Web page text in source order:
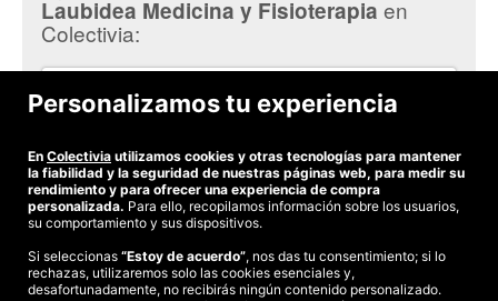
neumático alrededor de la cintura y piernas.
El dispositivo crea una
Esto permite caminar o correr conuna carga reducida
exactamente el porcentaje de peso que se soporta.
Beneficios en fisioterapia:
Rehabilitación de lesiones: Permite reanudar la marcha y
el ejercicio sin sobrecargar articulaciones dañadas (rodilla,
tobillo, cadera).
Postcirugía ortopédica: Ayuda a recuperar fuerza y
Laubidea Medicina y Fisioterapia en
Colectivia:
No he podido disfrutar del cupón. He llamado para coger cita
desear la profesionalidad de la clínica.
©2026 Colectivia
Personalizamos tu experiencia
En Colectivia utilizamos cookies y otras tecnologías para mantener
la fiabilidad y la seguridad de nuestras páginas web, para medir su
rendimiento y para ofrecer una experiencia de compra
personalizada. Para ello, recopilamos información sobre los usuarios,
su comportamiento y sus dispositivos.
Si seleccionas “Estoy de acuerdo”, nos das tu consentimiento; si lo
rechazas, utilizaremos solo las cookies esenciales y,
desafortunadamente, no recibirás ningún contenido personalizado.